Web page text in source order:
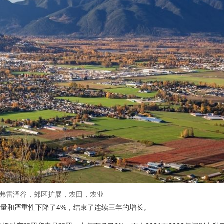
雷泽谷，郊区扩展，农田，农业
和严重性下降了4%，结束了连续三年的增长。